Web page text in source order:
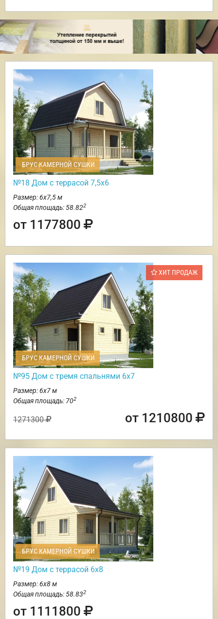
БРУС КАМЕРНОЙ СУШКИ
№18 Дом с террасой 7,5х6
Размер: 6х7,5 м
Общая площадь: 58.822
от 1177800
ХИТ ПРОДАЖ
БРУС КАМЕРНОЙ СУШКИ
№95 Дом с тремя спальнями 6х7
Размер: 6х7 м
Общая площадь: 702
1271300 от 1210800
БРУС КАМЕРНОЙ СУШКИ
№19 Дом с террасой 6х8
Размер: 6х8 м
Общая площадь: 58.832
от 1111800